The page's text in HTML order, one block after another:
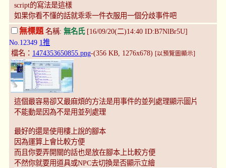
script的寫法是這樣
如果你看不懂的話就乖乖一件衣服用一個分歧事件吧
無標題 名稱: 無名氏[16/09/20(二)14:40 ID:B7NlBr5U]
No.12349 1推
檔名： 1474353650855.png-(356 KB, 1276x678) [以預覽圖顯示]
這個最容易卻又最麻煩的方法是用事件的並列處理顯示圖片
不能動是因為不是用並列處理
最好的還是使用樓上說的腳本
因為運算上會比較方便
而且你要弄開關的話也是放在腳本上比較方便
不然你就要用道具或NPC去切換是否顯示立繪